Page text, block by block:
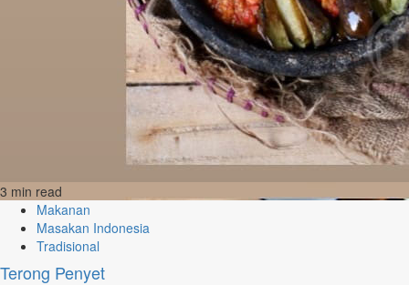
3 min read
Makanan
Masakan Indonesia
Tradisional
Terong Penyet